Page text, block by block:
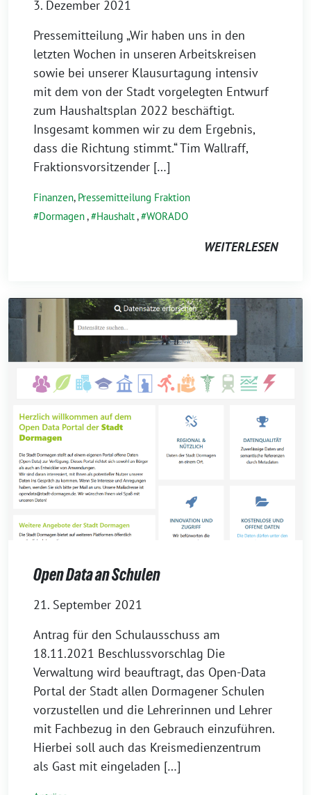
3. Dezember 2021
Pressemitteilung „Wir haben uns in den
letzten Wochen in unseren Arbeitskreisen
sowie bei unserer Klausurtagung intensiv
mit dem von der Stadt vorgelegten Entwurf
zum Haushaltsplan 2022 beschäftigt.
Insgesamt kommen wir zu dem Ergebnis,
dass die Richtung stimmt.“ Tim Wallraff,
Fraktionsvorsitzender […]
Finanzen, Pressemitteilung Fraktion
Dormagen, Haushalt, WORADO
WEITERLESEN
Open Data an Schulen
21. September 2021
Antrag für den Schulausschuss am
18.11.2021 Beschlussvorschlag Die
Verwaltung wird beauftragt, das Open-Data
Portal der Stadt allen Dormagener Schulen
vorzustellen und die Lehrerinnen und Lehrer
mit Fachbezug in den Gebrauch einzuführen.
Hierbei soll auch das Kreismedienzentrum
als Gast mit eingeladen […]